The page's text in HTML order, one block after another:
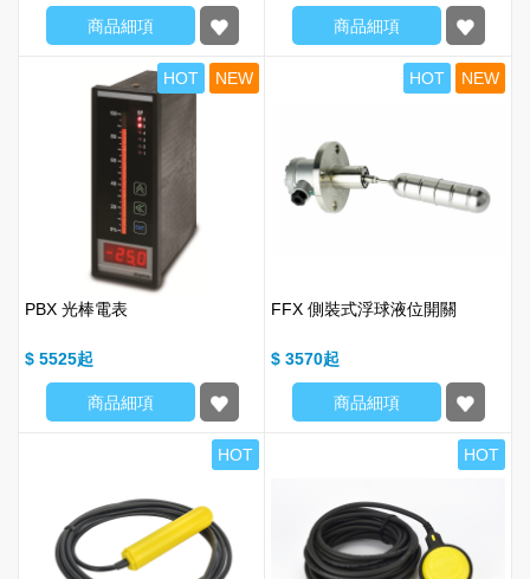
商品細項 商品細項
HOT NEW
PBX 光棒電表
$ 5525
商品細項
HOT NEW
FFX 側裝式浮球液位開關
$ 3570
商品細項
HOT HOT